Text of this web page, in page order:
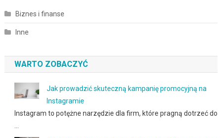
Biznes i finanse
Inne
WARTO ZOBACZYĆ
Jak prowadzić skuteczną kampanię promocyjną na
Instagramie
Instagram to potężne narzędzie dla firm, które pragną dotrzeć do